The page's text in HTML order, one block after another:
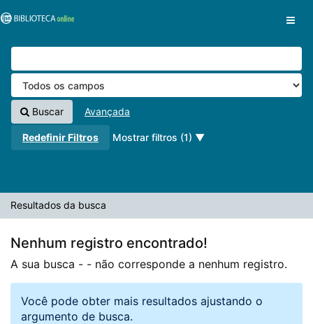
VuFind
Buscar Avançada
Redefinir Filtros Mostrar filtros (1)
Resultados da busca
Nenhum registro encontrado!
A sua busca - - não corresponde a nenhum registro.
Você pode obter mais resultados ajustando o
argumento de busca.